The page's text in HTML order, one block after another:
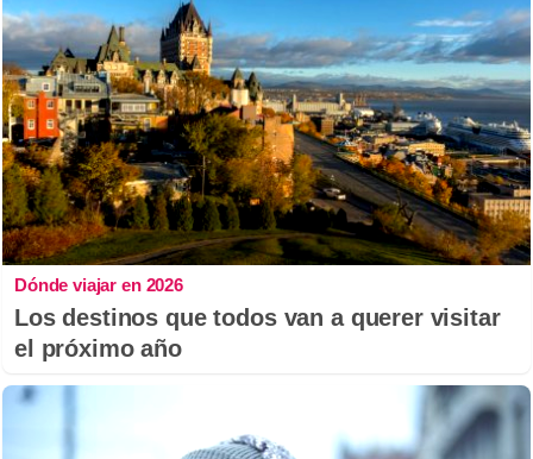
Dónde viajar en 2026
Los destinos que todos van a querer visitar
el próximo año